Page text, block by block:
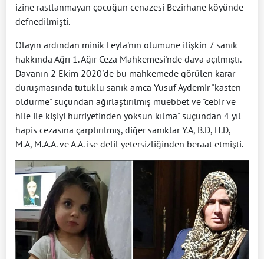
izine rastlanmayan çocuğun cenazesi Bezirhane köyünde
defnedilmişti.
Olayın ardından minik Leyla'nın ölümüne ilişkin 7 sanık
hakkında Ağrı 1. Ağır Ceza Mahkemesi'nde dava açılmıştı.
Davanın 2 Ekim 2020'de bu mahkemede görülen karar
duruşmasında tutuklu sanık amca Yusuf Aydemir "kasten
öldürme" suçundan ağırlaştırılmış müebbet ve "cebir ve
hile ile kişiyi hürriyetinden yoksun kılma" suçundan 4 yıl
hapis cezasına çarptırılmış, diğer sanıklar Y.A, B.D, H.D,
M.A, M.A.A. ve A.A. ise delil yetersizliğinden beraat etmişti.